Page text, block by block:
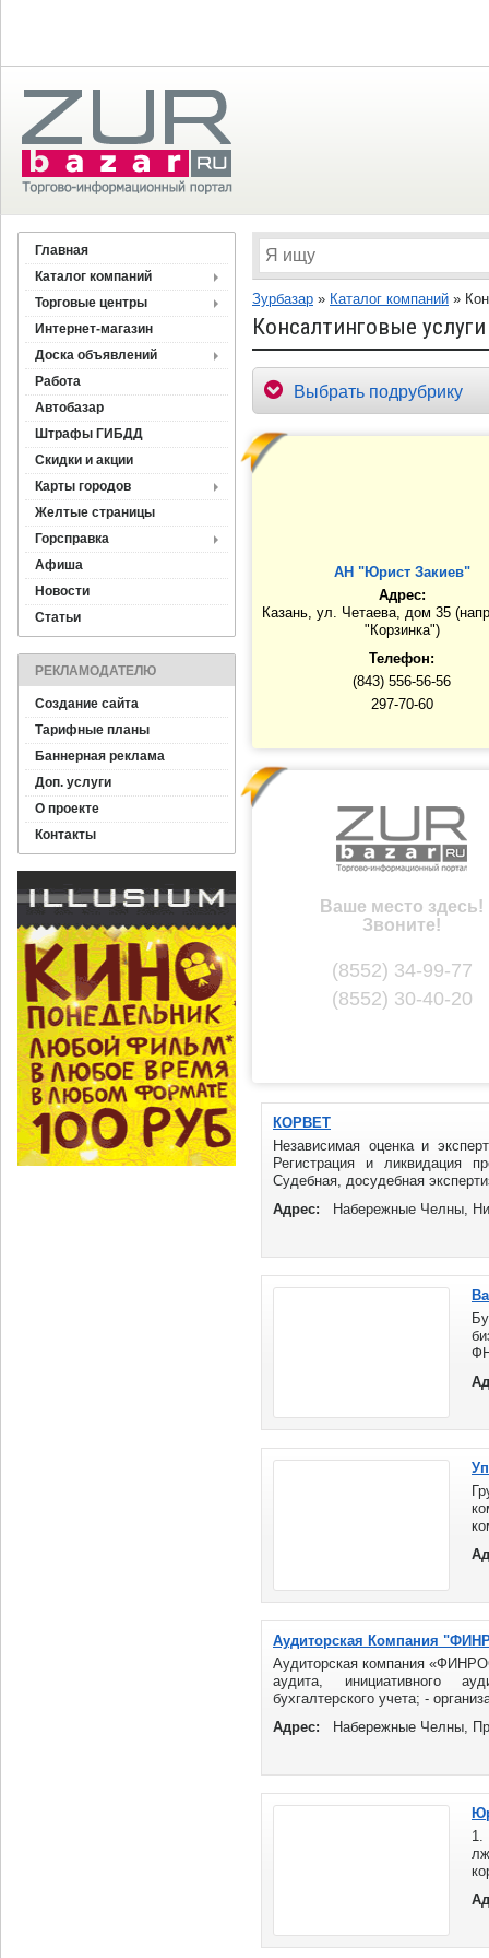
Главная
Каталог компаний
Торговые центры
Интернет-магазин
Доска объявлений
Работа
Автобазар
Штрафы ГИБДД
Скидки и акции
Карты городов
Желтые страницы
Горсправка
Афиша
Новости
Статьи
РЕКЛАМОДАТЕЛЮ
Создание сайта
Тарифные планы
Баннерная реклама
Доп. услуги
О проекте
Контакты
Зурбазар » Каталог компаний »
Консалтинговые услуги
Выбрать подрубрику
АН "Юрист Закиев"
Адрес:
Казань, ул. Четаева, дом 35
"Корзинка")
Телефон:
(843) 556-56-56
297-70-60
Ваше место здесь!
Звоните!
(8552) 34-99-77
(8552) 30-40-20
КОРВЕТ
Независимая оценка и
Регистрация и ликвидация
Судебная, досудебная
Адрес:
Набережные Челны,
Аудиторская Компания
Аудиторская компания
аудита, инициативного
бухгалтерского учета; -
Адрес:
Набережные Челны,
1.